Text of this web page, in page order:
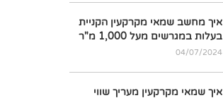
איך מחשב שמאי מקרקעין הקניית
בעלות במגרשים מעל 1,000 מ"ר
04/07/2024
איך שמאי מקרקעין מעריך שווי